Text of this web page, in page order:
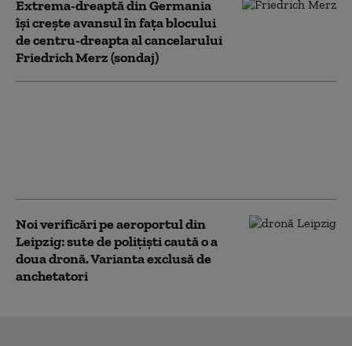
Extrema-dreaptă din Germania
îşi creşte avansul în faţa blocului
de centru-dreapta al cancelarului
Friedrich Merz (sondaj)
Noi verificări pe aeroportul din
Leipzig: sute de polițiști caută o a
doua dronă. Varianta exclusă de
anchetatori